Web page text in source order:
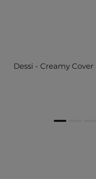
Dessi - Creamy Cover